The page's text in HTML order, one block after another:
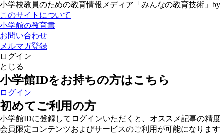
小学校教員のための教育情報メディア「みんなの教育技術」
このサイトについて
小学館の教育書
お問い合わせ
メルマガ登録
ログイン
とじる
小学館IDをお持ちの方はこちら
ログイン
初めてご利用の方
小学館IDに登録してログインいただくと、オススメ記事の精
会員限定コンテンツおよびサービスのご利用が可能になりま